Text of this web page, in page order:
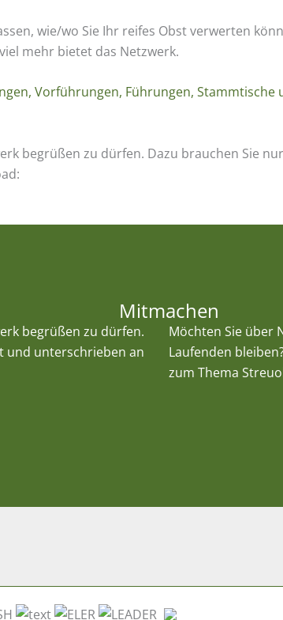
wie/wo Sie Ihr reifes Obst verwerten
mehr bietet das Netzwerk.
Vorführungen, Führungen, Stammtische
begrüßen zu dürfen. Dazu brauchen Sie
Mitmachen
begrüßen zu dürfen.
und unterschrieben an
Möchten Sie über
Laufenden
zum Thema